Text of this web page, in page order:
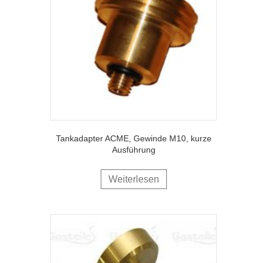
Tankadapter ACME, Gewinde M10, kurze
Ausführung
Weiterlesen